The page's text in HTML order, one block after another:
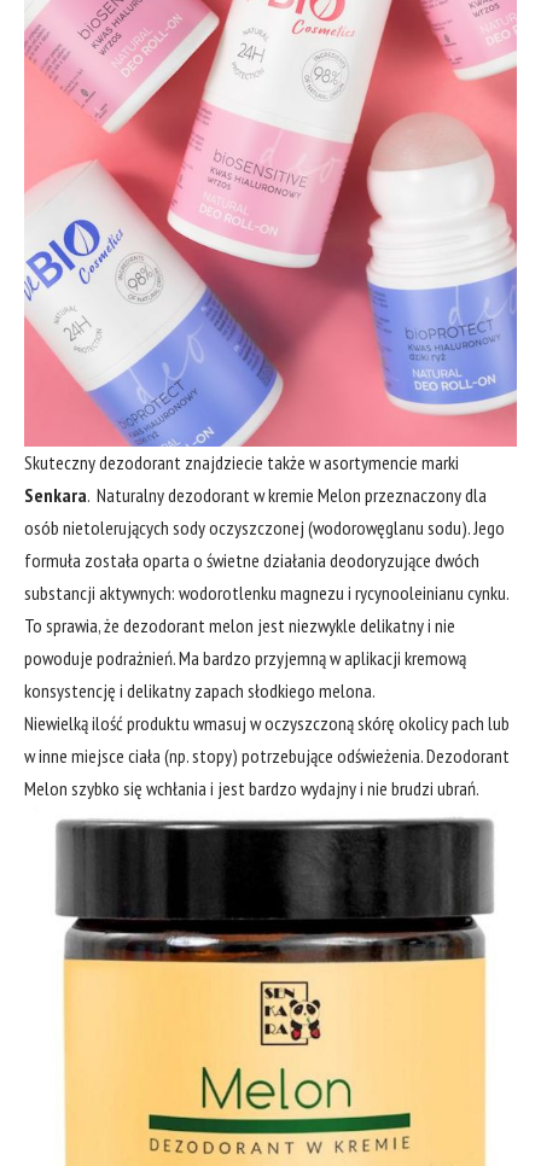
Skuteczny dezodorant znajdziecie także w asortymencie marki
Senkara. Naturalny dezodorant w kremie Melon przeznaczony dla
osób nietolerujących sody oczyszczonej (wodorowęglanu sodu). Jego
formuła została oparta o świetne działania deodoryzujące dwóch
substancji aktywnych: wodorotlenku magnezu i rycynooleinianu cynku.
To sprawia, że dezodorant melon jest niezwykle delikatny i nie
powoduje podrażnień. Ma bardzo przyjemną w aplikacji kremową
konsystencję i delikatny zapach słodkiego melona.
Niewielką ilość produktu wmasuj w oczyszczoną skórę okolicy pach lub
w inne miejsce ciała (np. stopy) potrzebujące odświeżenia. Dezodorant
Melon szybko się wchłania i jest bardzo wydajny i nie brudzi ubrań.